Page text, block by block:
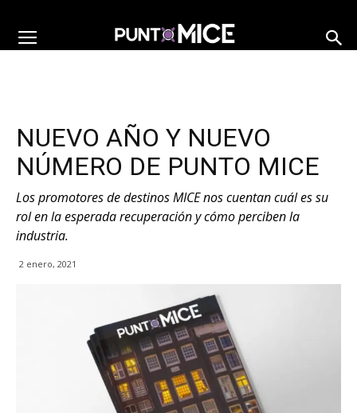
NUEVO AÑO Y NUEVO
NÚMERO DE PUNTO MICE
Los promotores de destinos MICE nos cuentan cuál es su
rol en la esperada recuperación y cómo perciben la
industria.
2 enero, 2021